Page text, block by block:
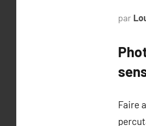
par
Faire